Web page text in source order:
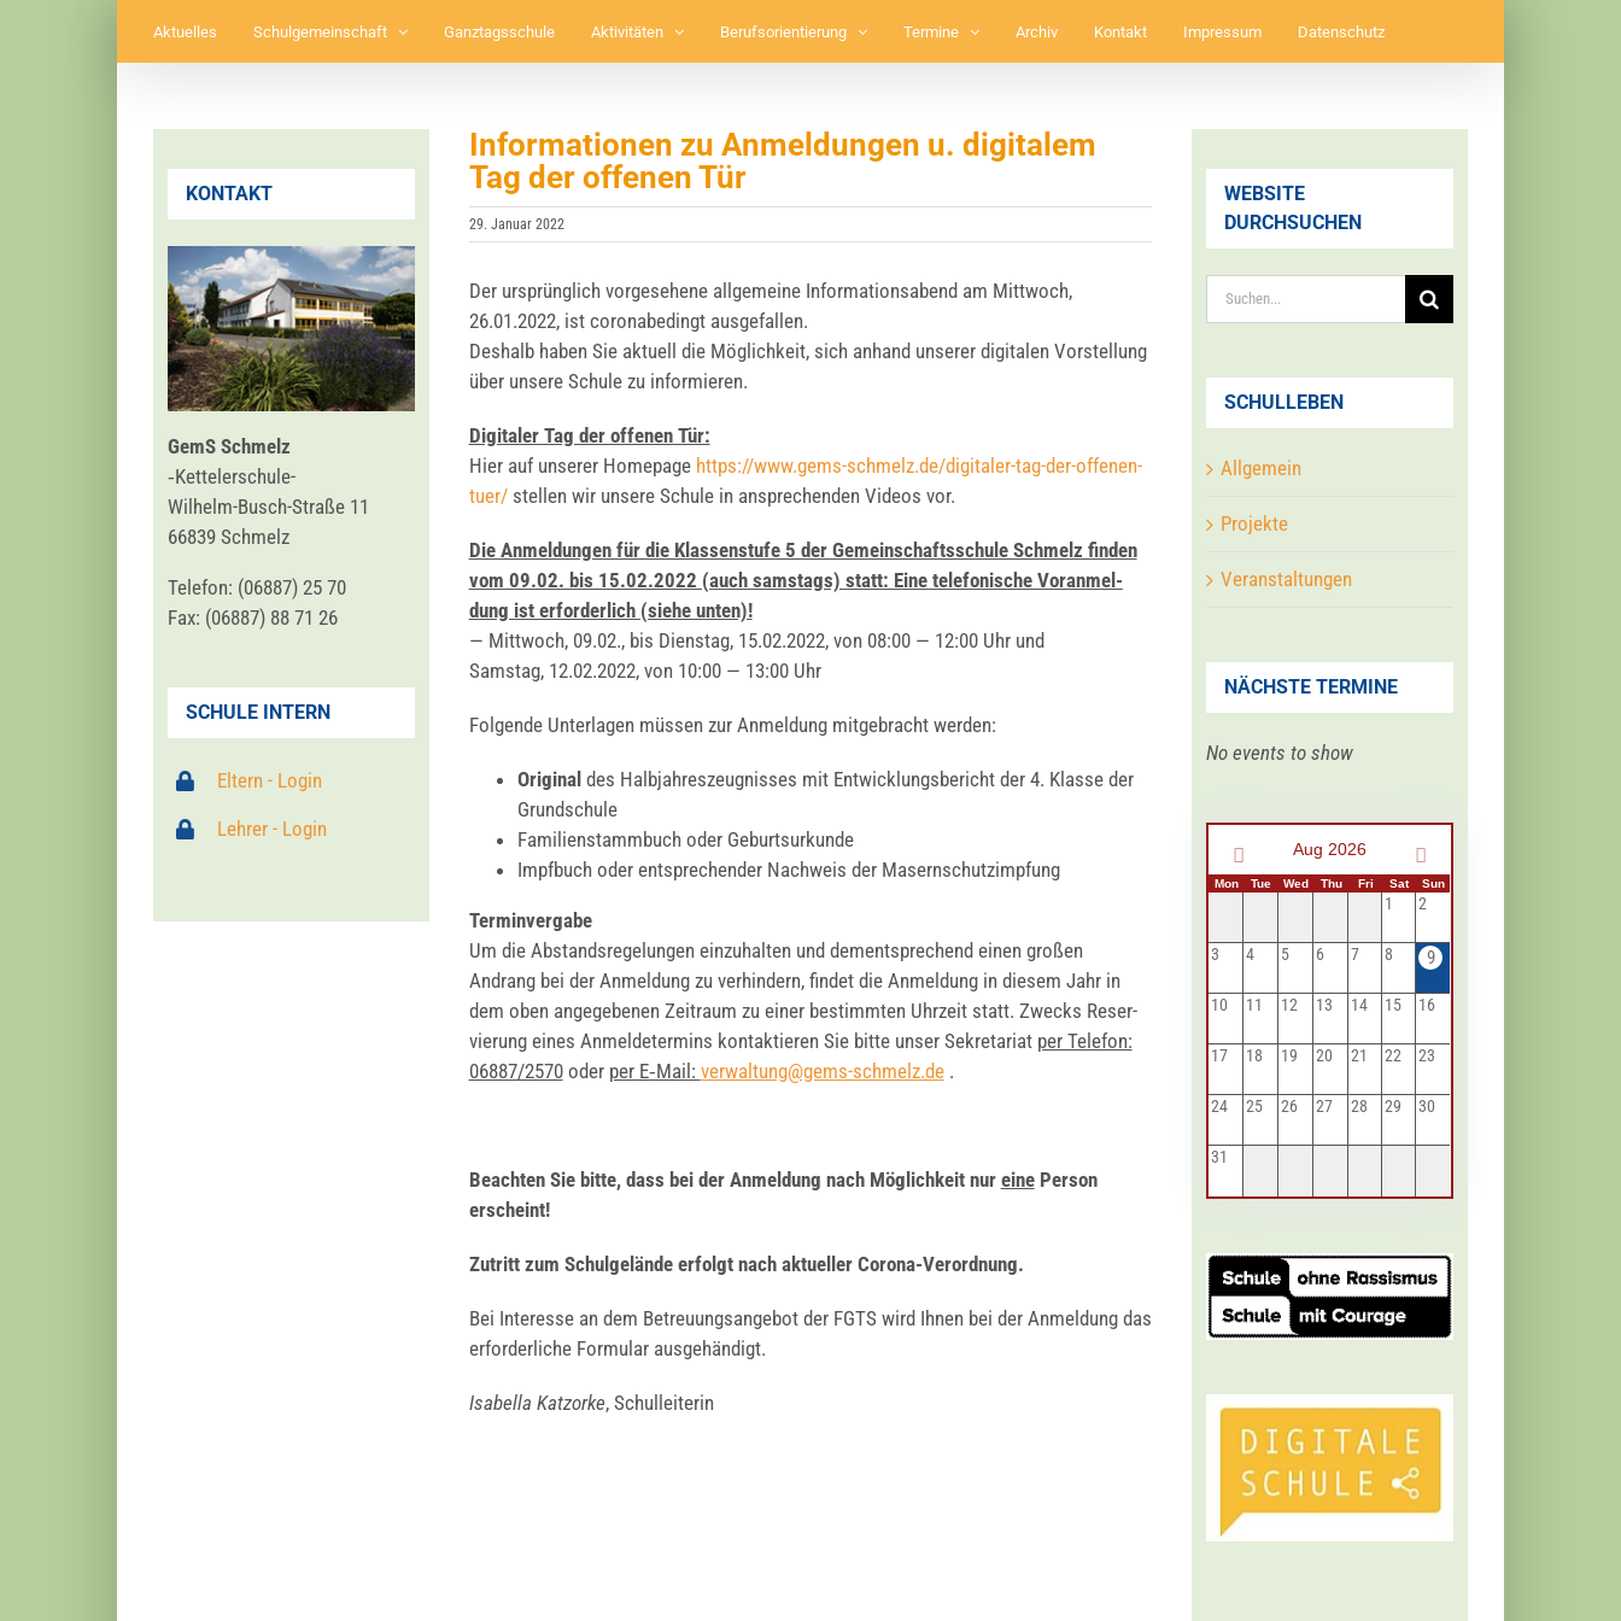
Aktuelles Schulgemeinschaft Ganztagsschule Aktivitäten Berufsorientierung Termine Archiv Kontakt Impressum Datenschutz
Informationen zu Anmeldungen u. digitalem
Tag der offenen Tür
29. Januar 2022
Der ursprüng­lich vor­ge­se­he­ne all­ge­mei­ne Infor­ma­ti­ons­abend am Mitt­woch,
26.01.2022, ist coro­nabe­dingt aus­ge­fal­len.
Des­halb haben Sie aktu­ell die Mög­lich­keit, sich anhand unse­rer digi­ta­len Vor­stel­lung
über unse­re Schu­le zu infor­mie­ren.
Digi­ta­ler Tag der offe­nen Tür:
Hier auf unse­rer Home­page https://www.gems-schmelz.de/digitaler-tag-der-offenen-
tuer/stel­len wir unse­re Schu­le in anspre­chen­den Vide­os vor.
Die Anmel­dun­gen für die Klas­sen­stu­fe 5 der Gemein­schafts­schu­le Schmelz fin­den
vom 09.02. bis 15.02.2022 (auch sams­tags) statt: Eine tele­fo­ni­sche Vor­anmel­
dung ist erfor­der­lich (sie­he unten)!
— Mitt­woch, 09.02., bis Diens­tag, 15.02.2022, von 08:00 — 12:00 Uhr und
Sams­tag, 12.02.2022, von 10:00 — 13:00 Uhr
Fol­gen­de Unter­la­gen müs­sen zur Anmel­dung mit­ge­bracht wer­den:
Ori­gi­nal des Halb­jah­res­zeug­nis­ses mit Ent­wick­lungs­be­richt der 4. Klas­se der
Grund­schu­le
Fami­li­en­stamm­buch oder Geburts­ur­kun­de
Impf­buch oder ent­spre­chen­der Nach­weis der Masern­schutz­imp­fung
Ter­min­ver­ga­be
Um die Abstands­re­ge­lun­gen ein­zu­hal­ten und dem­entspre­chend einen gro­ßen
Andrang bei der Anmel­dung zu ver­hin­dern, fin­det die Anmel­dung in die­sem Jahr in
dem oben ange­ge­be­nen Zeit­raum zu einer bestimm­ten Uhr­zeit statt. Zwecks Reser­
vie­rung eines Anmel­de­ter­mins kon­tak­tie­ren Sie bit­te unser Sekre­ta­ri­at per Tele­fon:
06887/2570oder per E‑Mail: verwaltung@gems-schmelz.de.
Beach­ten Sie bit­te, dass bei der Anmel­dung nach Mög­lich­keit nur einePer­son
erscheint!
Zutritt zum Schul­ge­län­de erfolgt nach aktu­el­ler Coro­na-Ver­ord­nung.
Bei Inter­es­se an dem Betreu­ungs­an­ge­bot der FGTS wird Ihnen bei der Anmel­dung das
erfor­der­li­che For­mu­lar aus­ge­hän­digt.
Isa­bel­la Katz­or­ke, Schul­lei­te­rin
KONTAKT
GemS Schmelz
‑Ket­tel­er­schu­le-
Wil­helm-Busch-Stra­ße 11
66839 Schmelz
Tele­fon: (06887) 25 70
Fax: (06887) 88 71 26
SCHULE INTERN
Eltern - Login
Lehrer - Login
WEBSITE
DURCHSUCHEN
Suche
nach:
SCHULLEBEN
Allgemein
Projekte
Veranstaltungen
NÄCHSTE TERMINE
No events to show
Aug 2026
Mon Tue Wed Thu Fri Sat Sun
1 2
3 4 5 6 7 8 9
10 11 12 13 14 15 16
17 18 19 20 21 22 23
24 25 26 27 28 29 30
31